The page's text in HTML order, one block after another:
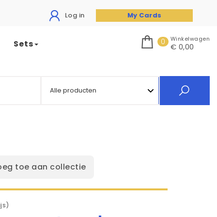
Log in My Cards
Sets 0 Winkelwagen
€ 0,00
toe aan collectie